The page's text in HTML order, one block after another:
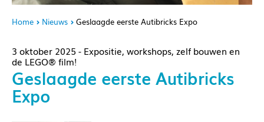
Home Nieuws Geslaagde eerste Autibricks Expo
3 oktober 2025 - Expositie, workshops, zelf bouwen en
de LEGO® film!
Geslaagde eerste Autibricks
Expo